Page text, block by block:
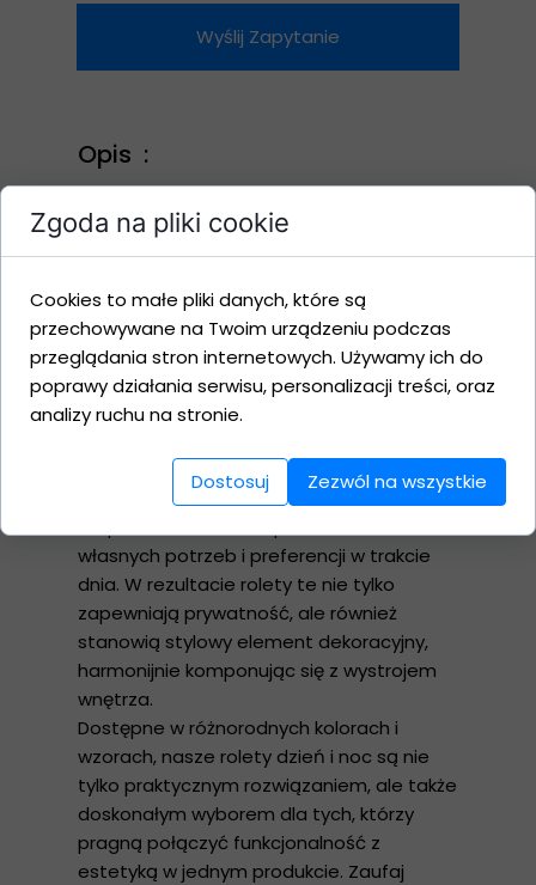
Wyślij Zapytanie
Opis :
Rolety dzień i noc - nowoczesne
rozwiązanie łączące elegancję z
charakteryzują się innowacyjnym
projektem, umożliwiającym precyzyjną
kontrolę nad ilością światła wpadającego
do pomieszczenia.
Unikalna struktura rolet dzień i noc
dwóch warstw tkanin o zróżnicowanej
przejrzystości. To umożliwia dostosowanie
własnych potrzeb i preferencji w trakcie
dnia. W rezultacie rolety te nie tylko
zapewniają prywatność, ale również
stanowią stylowy element dekoracyjny,
harmonijnie komponując się z wystrojem
wnętrza.
Dostępne w różnorodnych kolorach i
wzorach, nasze rolety dzień i noc są nie
tylko praktycznym rozwiązaniem, ale także
doskonałym wyborem dla tych, którzy
pragną połączyć funkcjonalność z
estetyką w jednym produkcie. Zaufaj
Zgoda na pliki cookie
Cookies to małe pliki danych, które są
przechowywane na Twoim urządzeniu podczas
przeglądania stron internetowych. Używamy ich do
poprawy działania serwisu, personalizacji treści, oraz
analizy ruchu na stronie.
Dostosuj Zezwól na wszystkie